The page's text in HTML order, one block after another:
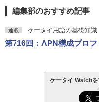
編集部のおすすめ記事
連載 ケータイ用語の基礎知識
第716回：APN構成プロフ
ケータイ Watch